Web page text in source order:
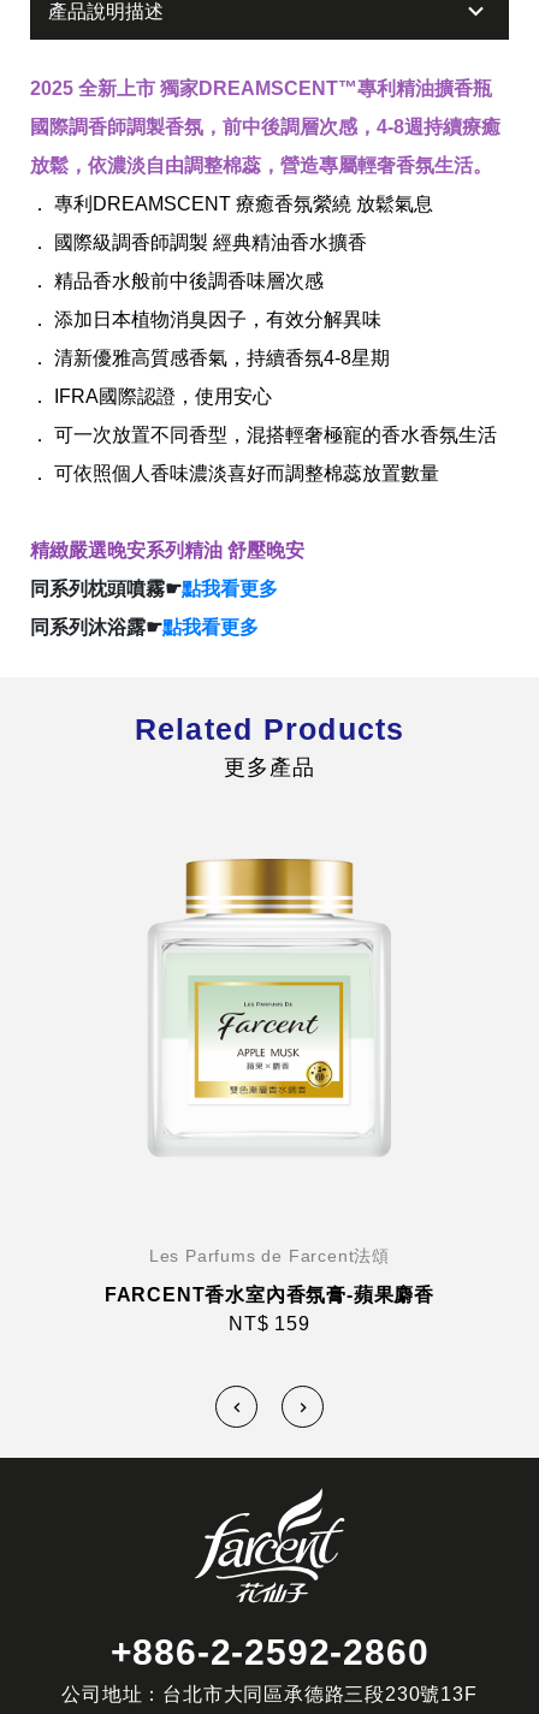
全球經營版圖
股東服務
查詢即時股價與歷年股利資訊
人才招募
人，是花仙子企業最珍視的重要資產
產品說明描述
2025 全新上市 獨家DREAMSCENT™專利精油擴香瓶
國際調香師調製香氛，前中後調層次感，4-8週持續療癒
放鬆，依濃淡自由調整棉蕊，營造專屬輕奢香氛生活。
． 專利DREAMSCENT 療癒香氛縈繞 放鬆氣息
． 國際級調香師調製 經典精油香水擴香
． 精品香水般前中後調香味層次感
． 添加日本植物消臭因子，有效分解異味
． 清新優雅高質感香氣，持續香氛4-8星期
． IFRA國際認證，使用安心
． 可一次放置不同香型，混搭輕奢極寵的香水香氛生活
． 可依照個人香味濃淡喜好而調整棉蕊放置數量
精緻嚴選晚安系列精油 舒壓晚安
同系列枕頭噴霧☛點我看更多
同系列沐浴露☛點我看更多
Related Products
更多產品
Les Parfums de Farcent法頌
FARCENT香水室內香氛膏-蘋果麝香
NT$ 159
+886-2-2592-2860
公司地址：台北市大同區承德路三段230號13F